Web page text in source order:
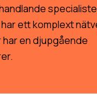
ett komplext
en djupgående